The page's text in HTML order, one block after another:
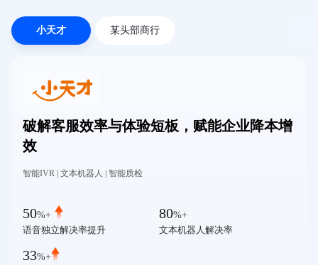
小天才 某头部商行
破解客服效率与体验短板，赋能企业降本增
效
智能IVR | 文本机器人 | 智能质检
50%+
语音独立解决率提升
80%+
文本机器人解决率
33%+